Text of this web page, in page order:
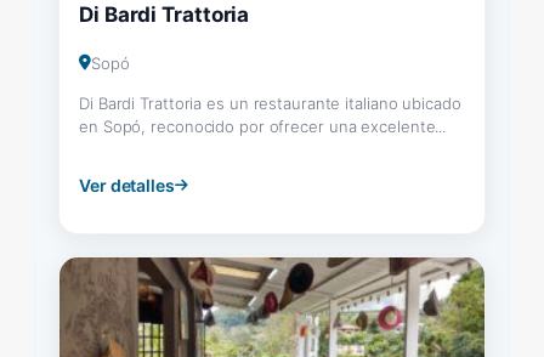
Di Bardi Trattoria
Sopó
Di Bardi Trattoria es un restaurante italiano ubicado
en Sopó, reconocido por ofrecer una excelente...
Ver detalles